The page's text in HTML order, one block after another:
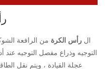
ال رأس الكرة من الرافعة
التوجيه وذراع مفصل التوجيه عند
عجلة القيادة ، ويتم نقل